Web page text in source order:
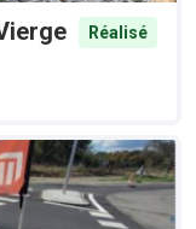
Réalisé